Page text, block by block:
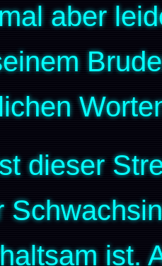
aber
dieser
ist.